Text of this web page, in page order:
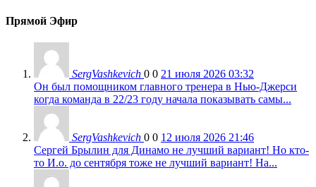
Прямой Эфир
SergVashkevich 0 0 21 июля 2026 03:32
Он был помощником главного тренера в Нью-Джерси
когда команда в 22/23 году начала показывать самы...
SergVashkevich 0 0 12 июля 2026 21:46
Сергей Брылин для Динамо не лучший вариант! Но кто-
то И.о. до сентября тоже не лучший вариант! На...